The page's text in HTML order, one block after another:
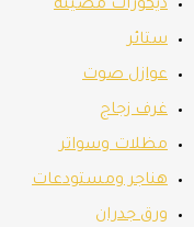
ديكورات مضيئة
ستائر
عوازل صوت
غرف زجاج
مظلات وسواتر
هناجر ومستودعات
ورق جدران